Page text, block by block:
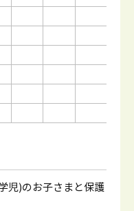
児)のお子さまと保護